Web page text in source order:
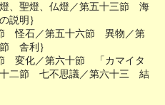
、聖燈、仏燈／第五十三節 海
説明｝
怪石／第五十六節 異物／第
舎利｝
変化／第六十節 「カマイタ
二節 七不思議／第六十三 結